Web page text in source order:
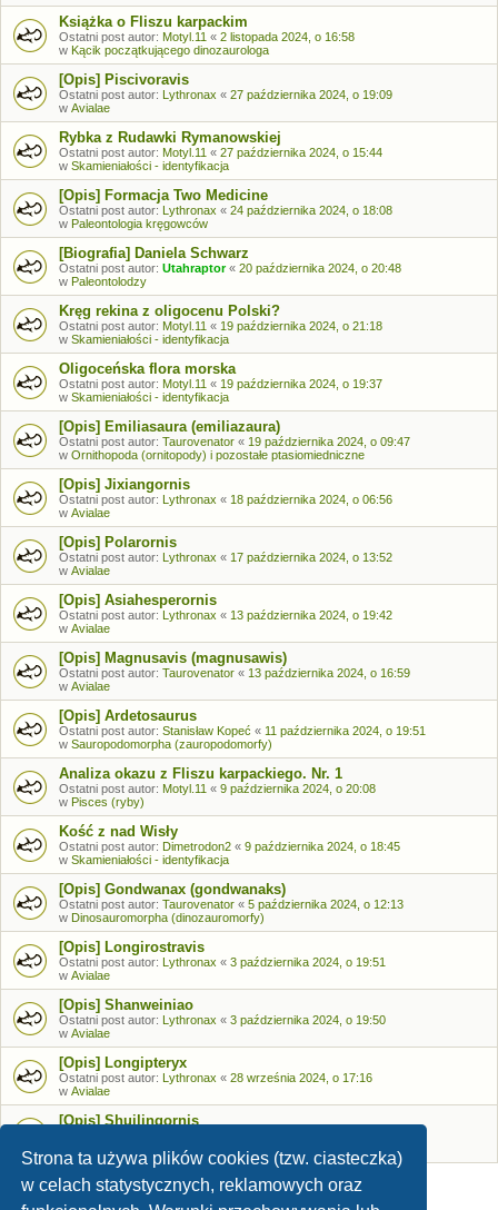
Strona ta używa plików cookies (tzw. ciasteczka)
w celach statystycznych, reklamowych oraz
Książka o Fliszu karpackim
Ostatni post autor: Motyl.11 « 2 listopada 2024, o 16:58
w Kącik początkującego dinozaurologa
[Opis] Piscivoravis
Ostatni post autor: Lythronax « 27 października 2024, o 19:09
w Avialae
Rybka z Rudawki Rymanowskiej
Ostatni post autor: Motyl.11 « 27 października 2024, o 15:44
w Skamieniałości - identyfikacja
[Opis] Formacja Two Medicine
Ostatni post autor: Lythronax « 24 października 2024, o 18:08
w Paleontologia kręgowców
[Biografia] Daniela Schwarz
Ostatni post autor: Utahraptor« 20 października 2024, o 20:48
w Paleontolodzy
Kręg rekina z oligocenu Polski?
Ostatni post autor: Motyl.11 « 19 października 2024, o 21:18
w Skamieniałości - identyfikacja
Oligoceńska flora morska
Ostatni post autor: Motyl.11 « 19 października 2024, o 19:37
w Skamieniałości - identyfikacja
[Opis] Emiliasaura (emiliazaura)
Ostatni post autor: Taurovenator « 19 października 2024, o 09:47
w Ornithopoda (ornitopody) i pozostałe ptasiomiedniczne
[Opis] Jixiangornis
Ostatni post autor: Lythronax « 18 października 2024, o 06:56
w Avialae
[Opis] Polarornis
Ostatni post autor: Lythronax « 17 października 2024, o 13:52
w Avialae
[Opis] Asiahesperornis
Ostatni post autor: Lythronax « 13 października 2024, o 19:42
w Avialae
[Opis] Magnusavis (magnusawis)
Ostatni post autor: Taurovenator « 13 października 2024, o 16:59
w Avialae
[Opis] Ardetosaurus
Ostatni post autor: Stanisław Kopeć « 11 października 2024, o 19:51
w Sauropodomorpha (zauropodomorfy)
Analiza okazu z Fliszu karpackiego. Nr. 1
Ostatni post autor: Motyl.11 « 9 października 2024, o 20:08
w Pisces (ryby)
Kość z nad Wisły
Ostatni post autor: Dimetrodon2 « 9 października 2024, o 18:45
w Skamieniałości - identyfikacja
[Opis] Gondwanax (gondwanaks)
Ostatni post autor: Taurovenator « 5 października 2024, o 12:13
w Dinosauromorpha (dinozauromorfy)
[Opis] Longirostravis
Ostatni post autor: Lythronax « 3 października 2024, o 19:51
w Avialae
[Opis] Shanweiniao
Ostatni post autor: Lythronax « 3 października 2024, o 19:50
w Avialae
[Opis] Longipteryx
Ostatni post autor: Lythronax « 28 września 2024, o 17:16
w Avialae
[Opis] Shuilingornis